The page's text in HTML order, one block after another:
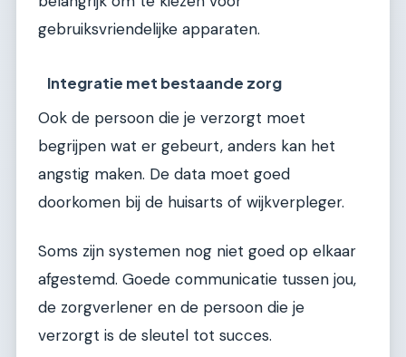
gebruiksvriendelijke apparaten.
Integratie met bestaande zorg
Ook de persoon die je verzorgt moet
begrijpen wat er gebeurt, anders kan het
angstig maken. De data moet goed
doorkomen bij de huisarts of wijkverpleger.
Soms zijn systemen nog niet goed op elkaar
afgestemd. Goede communicatie tussen jou,
de zorgverlener en de persoon die je
verzorgt is de sleutel tot succes.